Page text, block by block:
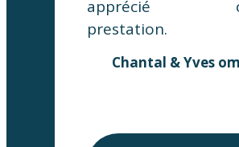
apprécié
prestation.
Chantal & Yves